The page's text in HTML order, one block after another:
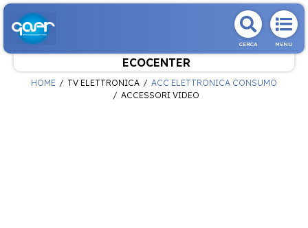
CERCA MENU
ECOCENTER
HOME TV ELETTRONICA
ACC ELETTRONICA CONSUMO
ACCESSORI VIDEO